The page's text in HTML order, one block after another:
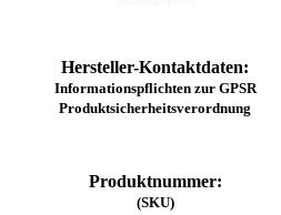
Hersteller-Kontaktdaten:
Informationspflichten zur GPSR
Produktsicherheitsverordnung
Produktnummer:
(SKU)